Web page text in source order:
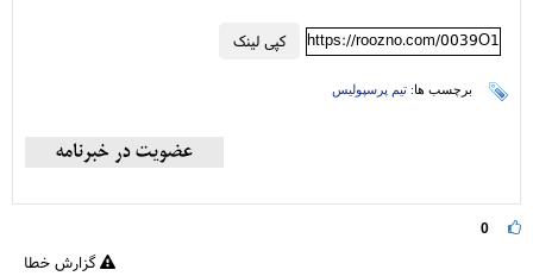
کپی لینک https://roozno.com/0039O1
برچسب ها: تیم پرسپولیس
0
گزارش خطا